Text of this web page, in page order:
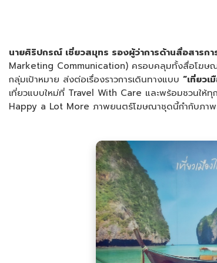
นายศิริปกรณ์ เชี่ยวสมุทร รองผู้ว่าการด้านสื่อสารก
Marketing Communication) ครอบคลุมทั้งสื่อโฆษณ
กลุ่มเป้าหมาย ส่งต่อเรื่องราวการเดินทางแบบ “เที่ยวเ
เที่ยวแบบใหม่ที่ Travel With Care และพร้อมชวนใ
Happy a Lot More ภาพยนตร์โฆษณาชุดนี้กำกับภา